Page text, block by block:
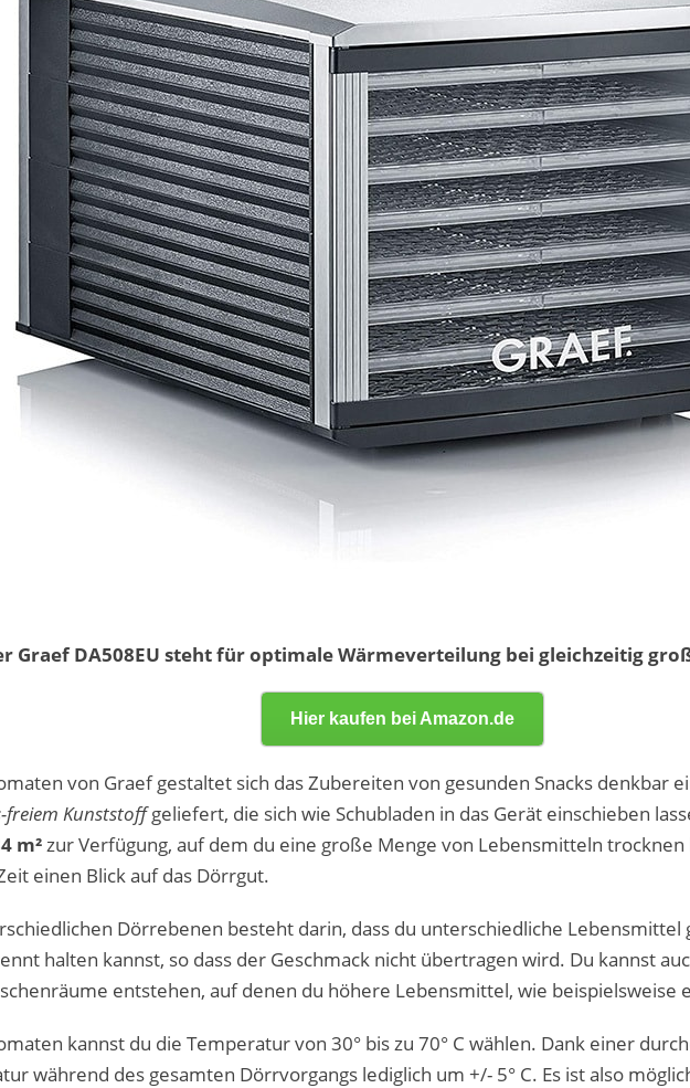
Graef DA508EU steht für optimale Wärmeverteilung bei gleichzeitig
Hier kaufen bei Amazon.de
von Graef gestaltet sich das Zubereiten von gesunden Snacks denkbar
freiem Kunststoffgeliefert, die sich wie Schubladen in das Gerät einschieben
m²zur Verfügung, auf dem du eine große Menge von Lebensmitteln
einen Blick auf das Dörrgut.
Dörrebenen besteht darin, dass du unterschiedliche Lebensmittel
halten kannst, so dass der Geschmack nicht übertragen wird. Du kannst
entstehen, auf denen du höhere Lebensmittel, wie beispielsweise
kannst du die Temperatur von 30° bis zu 70° C wählen. Dank einer
während des gesamten Dörrvorgangs lediglich um +/- 5° C. Es ist also